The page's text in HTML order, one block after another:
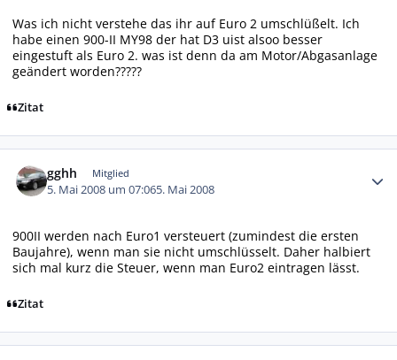
Was ich nicht verstehe das ihr auf Euro 2 umschlüßelt. Ich
habe einen 900-II MY98 der hat D3 uist alsoo besser
eingestuft als Euro 2. was ist denn da am Motor/Abgasanlage
geändert worden?????
Zitat
gghh Mitglied
5. Mai 2008 um 07:065. Mai 2008
900II werden nach Euro1 versteuert (zumindest die ersten
Baujahre), wenn man sie nicht umschlüsselt. Daher halbiert
sich mal kurz die Steuer, wenn man Euro2 eintragen lässt.
Zitat